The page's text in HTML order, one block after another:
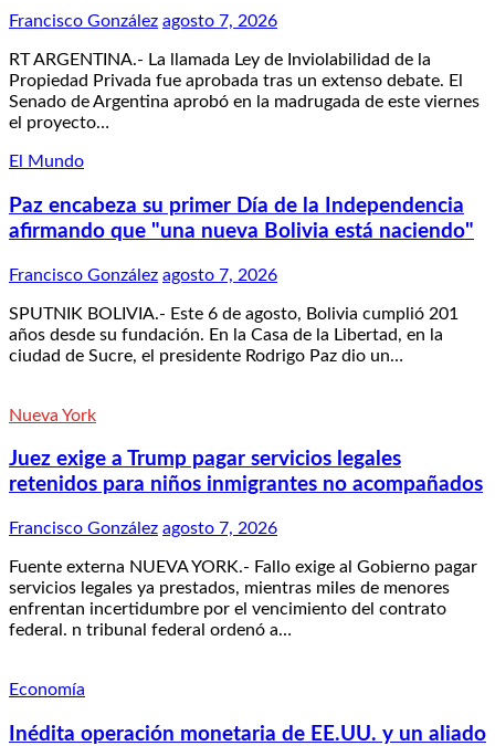
Francisco González agosto 7, 2026
RT ARGENTINA.- La llamada Ley de Inviolabilidad de la
Propiedad Privada fue aprobada tras un extenso debate. El
Senado de Argentina aprobó en la madrugada de este viernes
el proyecto…
El Mundo
Paz encabeza su primer Día de la Independencia
afirmando que "una nueva Bolivia está naciendo"
Francisco González agosto 7, 2026
SPUTNIK BOLIVIA.- Este 6 de agosto, Bolivia cumplió 201
años desde su fundación. En la Casa de la Libertad, en la
ciudad de Sucre, el presidente Rodrigo Paz dio un…
Nueva York
Juez exige a Trump pagar servicios legales
retenidos para niños inmigrantes no acompañados
Francisco González agosto 7, 2026
Fuente externa NUEVA YORK.- Fallo exige al Gobierno pagar
servicios legales ya prestados, mientras miles de menores
enfrentan incertidumbre por el vencimiento del contrato
federal. n tribunal federal ordenó a…
Economía
Inédita operación monetaria de EE.UU. y un aliado